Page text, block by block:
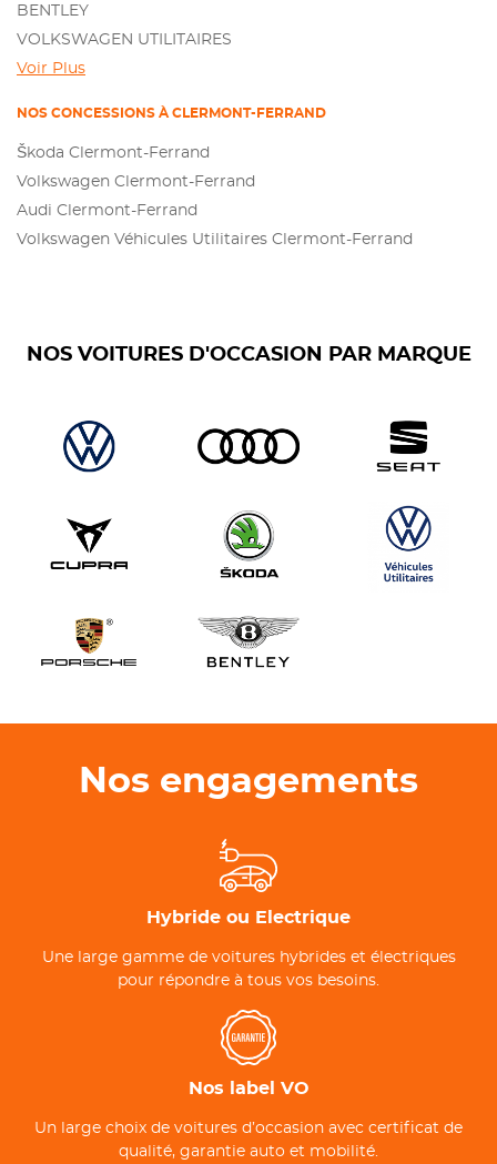
BENTLEY
VOLKSWAGEN UTILITAIRES
Voir Plus
NOS CONCESSIONS À CLERMONT-FERRAND
Škoda Clermont-Ferrand
Volkswagen Clermont-Ferrand
Audi Clermont-Ferrand
Volkswagen Véhicules Utilitaires Clermont-Ferrand
NOS VOITURES D'OCCASION PAR MARQUE
Nos engagements
Hybride ou Electrique
Une large gamme de voitures hybrides et électriques
pour répondre à tous vos besoins.
Nos label VO
Un large choix de voitures d’occasion avec certificat de
qualité, garantie auto et mobilité.